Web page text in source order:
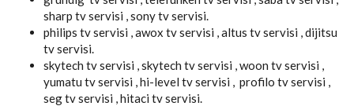
sharp tv servisi , sony tv servisi.
philips tv servisi , awox tv servisi , altus tv servisi , dijitsu
tv servisi.
skytech tv servisi , skytech tv servisi , woon tv servisi ,
yumatu tv servisi , hi-level tv servisi , profilo tv servisi ,
seg tv servisi , hitaci tv servisi.